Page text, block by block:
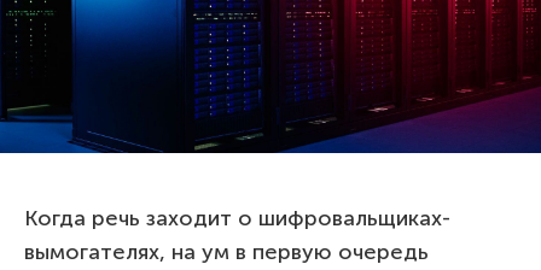
Когда речь заходит о шифровальщиках-
вымогателях, на ум в первую очередь